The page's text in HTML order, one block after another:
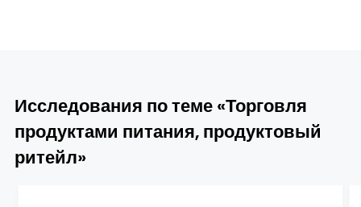
Исследования по теме «Торговля
продуктами питания, продуктовый
ритейл»